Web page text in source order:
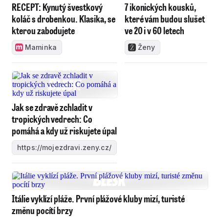
RECEPT: Kynutý švestkový
koláč s drobenkou. Klasika, se
kterou zabodujete
Maminka
7 ikonických kousků,
které vám budou slušet
ve 20 i v 60 letech
Ženy
Jak se zdravě zchladit v
tropických vedrech: Co
pomáhá a kdy už riskujete úpal
https://mojezdravi.zeny.cz/
Itálie vyklízí pláže. První plážové kluby mizí, turisté
změnu pocítí brzy